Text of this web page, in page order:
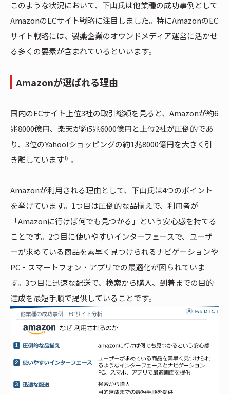
このような状況において、下山氏は他業種の成功事例として
AmazonのECサイト戦略に注目しました。特にAmazonのEC
サイト戦略には、製薬企業のオウンドメディア運営に活かせ
る多くの要素が含まれているといいます。
Amazonが選ばれる理由
国内のECサイト上位3社の取引総額を見ると、Amazonが約6
兆8000億円、楽天が約5兆6000億円と上位2社が圧倒的であ
り、3位のYahoo!ショッピングの約1兆8000億円を大きく引
き離しています1） 。
Amazonが利用される理由として、下山氏は4つのポイント
を挙げています。1つ目は圧倒的な品揃えで、利用者が
「Amazonに行けば何でも見つかる」という安心感を持てる
ことです。2つ目に使いやすいインターフェースで、ユーザ
ーが求めている商品を素早く見つけられるナビゲーションや
PC・スマートフォン・アプリでの最適化が図られていま
す。3つ目に迅速な配送で、検索から購入、到着までの目的
達成を最短手順で提供していることです。